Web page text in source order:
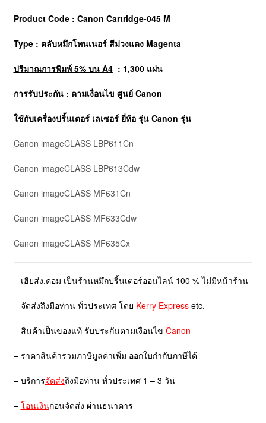
Product Code : Canon Cartridge-045 M
Type : ตลับหมึกโทนเนอร์ สีม่วงแดง Magenta
ปริมาณการพิมพ์ 5% บน A4: 1,300 แผ่น
การรับประกัน : ตามเงื่อนไข ศูนย์ Canon
ใช้กับเครื่องปริ้นเตอร์ เลเซอร์ ยี่ห้อ รุ่น Canon รุ่น
Canon imageCLASS LBP611Cn
Canon imageCLASS LBP613Cdw
Canon imageCLASS MF631Cn
Canon imageCLASS MF633Cdw
Canon imageCLASS MF635Cx
– เฮียส่ง.คอม เป็นร้านหมึกปริ้นเตอร์ออนไลน์ 100 % ไม่มีหน้าร้าน
– จัดส่งถึงมือท่าน ทั่วประเทศ โดย Kerry Expressetc.
– สินค้าเป็นของแท้ รับประกันตามเงื่อนไข Canon
– ราคาสินค้ารวมภาษีมูลค่าเพิ่ม ออกใบกำกับภาษีได้
– บริการจัดส่งถึงมือท่าน ทั่วประเทศ 1 – 3 วัน
– โอนเงินก่อนจัดส่ง ผ่านธนาคาร